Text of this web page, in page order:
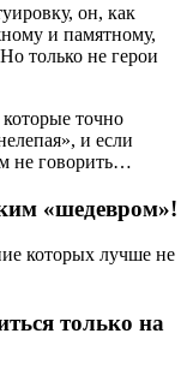
он, как
и памятному,
только не герои
точно
и если
не говорить…
«шедевром»!
только на